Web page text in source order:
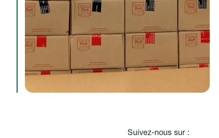
Suivez-nous sur :